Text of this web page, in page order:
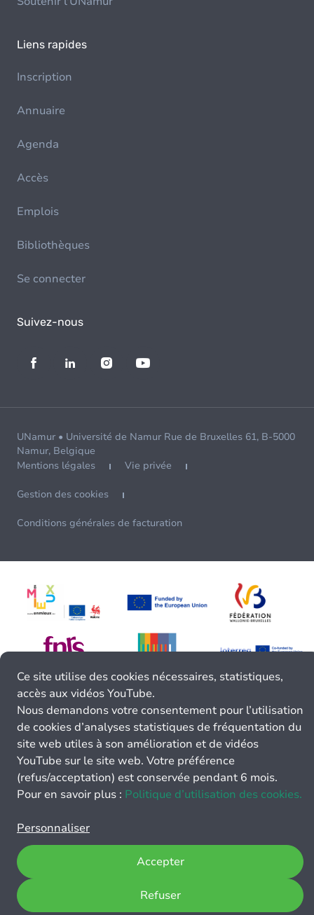
Liens rapides
Inscription
Annuaire
Agenda
Accès
Emplois
Bibliothèques
Se connecter
Suivez-nous
UNamur • Université de Namur Rue de Bruxelles 61, B-5000
Namur, Belgique
Mentions légales
Vie privée
Gestion des cookies
Conditions générales de facturation
Ce site utilise des cookies nécessaires, statistiques,
accès aux vidéos YouTube.
Nous demandons votre consentement pour l’utilisation
de cookies d’analyses statistiques de fréquentation du
site web utiles à son amélioration et de vidéos
YouTube sur le site web. Votre préférence
(refus/acceptation) est conservée pendant 6 mois.
Pour en savoir plus : Politique d’utilisation des cookies.
Personnaliser
Refuser
Accepter